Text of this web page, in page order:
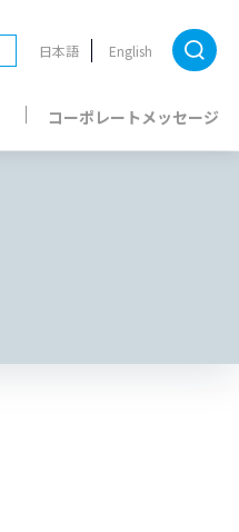
日本語 English
コーポレートメッセージ